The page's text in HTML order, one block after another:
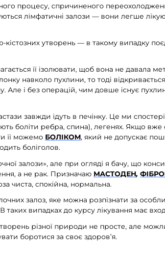
процесу, спричиненого
лімфатичні залози — вони легше
утворень — в такому випадку
її ізолювати, щоб вона не давала
навколо пухлини, то тоді
Але і без операцій, чим довше існує
завжди ідуть в печінку. Це ми
боліти ребра, спина), легенях. Якщо
її можемо БОЛІКОМ, який не допускає
боліголов.
залози», але при огляді я бачу, що
а не рак. Призначаю МАСТОДЕН,
чиста, спокійна, нормальна.
залоз, яке можна розпізнати за
В таких випадках до курсу лікування має
різної природи не просте, але
боротися за своє здоров’я.